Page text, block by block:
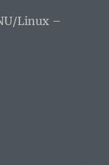
Linux –